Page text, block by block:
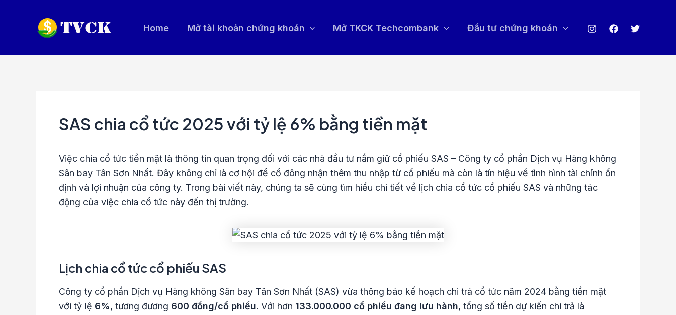
Home Mở tài khoản chứng khoán Mở TKCK Techcombank Đầu tư chứng khoán
SAS chia cổ tức 2025 với tỷ lệ 6% bằng tiền mặt
Việc chia cổ tức tiền mặt là thông tin quan trọng đối với các nhà đầu tư nắm giữ cổ phiếu SAS – Công ty cổ phần Dịch vụ Hàng không
Sân bay Tân Sơn Nhất. Đây không chỉ là cơ hội để cổ đông nhận thêm thu nhập từ cổ phiếu mà còn là tín hiệu về tình hình tài chính ổn
định và lợi nhuận của công ty. Trong bài viết này, chúng ta sẽ cùng tìm hiểu chi tiết về lịch chia cổ tức cổ phiếu SAS và những tác
động của việc chia cổ tức này đến thị trường.
Lịch chia cổ tức cổ phiếu SAS
Công ty cổ phần Dịch vụ Hàng không Sân bay Tân Sơn Nhất (SAS) vừa thông báo kế hoạch chi trả cổ tức năm 2024 bằng tiền mặt
với tỷ lệ 6%, tương đương 600 đồng/cổ phiếu. Với hơn 133.000.000 cổ phiếu đang lưu hành, tổng số tiền dự kiến chi trả là